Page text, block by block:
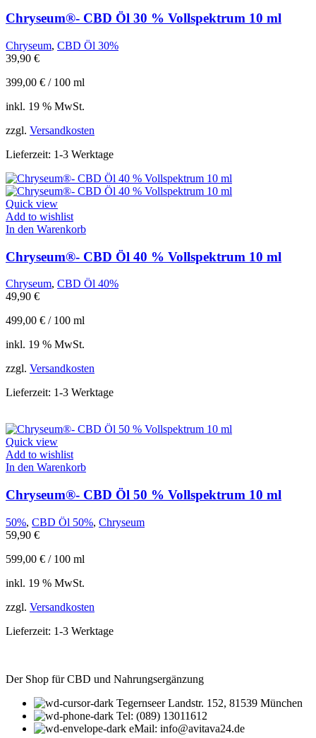
Chryseum®- CBD Öl 30 % Vollspektrum 10 ml
Chryseum, CBD Öl 30%
39,90 €
399,00 € / 100 ml
inkl. 19 % MwSt.
zzgl. Versandkosten
Lieferzeit: 1-3 Werktage
Quick view
Add to wishlist
In den Warenkorb
Chryseum®- CBD Öl 40 % Vollspektrum 10 ml
Chryseum, CBD Öl 40%
49,90 €
499,00 € / 100 ml
inkl. 19 % MwSt.
zzgl. Versandkosten
Lieferzeit: 1-3 Werktage
Quick view
Add to wishlist
In den Warenkorb
Chryseum®- CBD Öl 50 % Vollspektrum 10 ml
50%, CBD Öl 50%, Chryseum
59,90 €
599,00 € / 100 ml
inkl. 19 % MwSt.
zzgl. Versandkosten
Lieferzeit: 1-3 Werktage
Der Shop für CBD und Nahrungsergänzung
Tegernseer Landstr. 152, 81539 München
Tel: (089) 13011612
eMail: info@avitava24.de